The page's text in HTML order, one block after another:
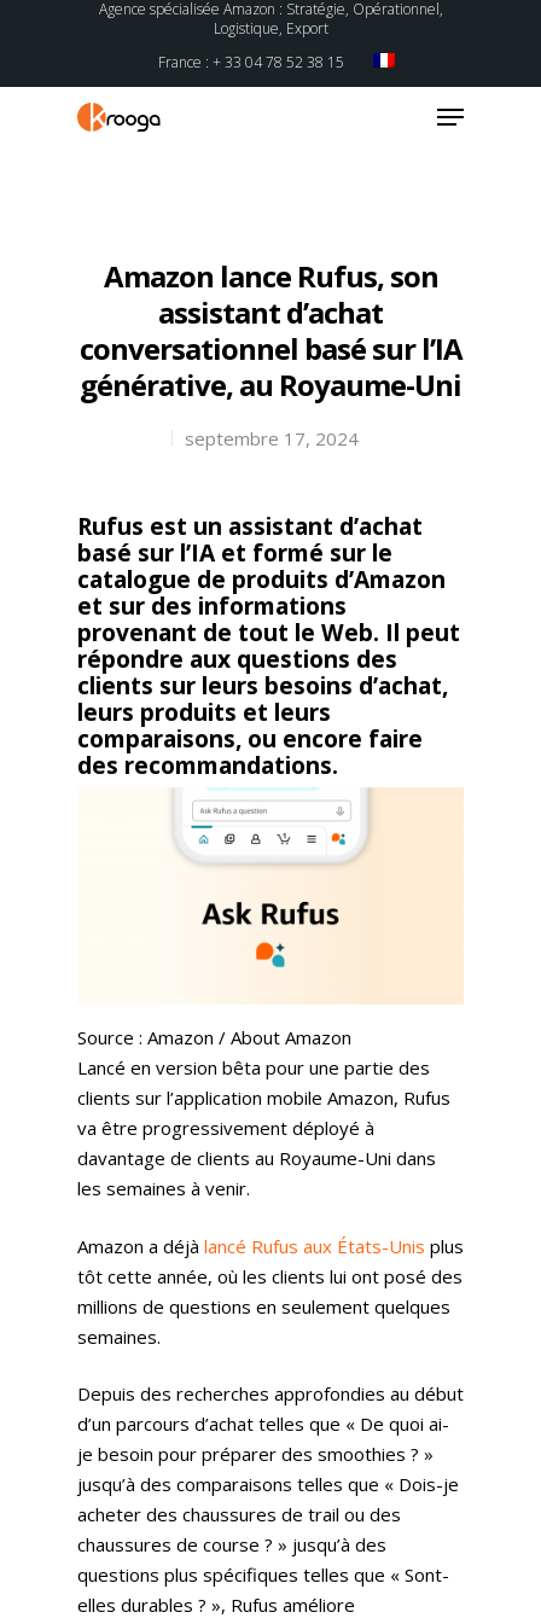
Agence spécialisée Amazon : Stratégie, Opérationnel,
Logistique, Export
France : + 33 04 78 52 38 15
Amazon lance Rufus, son
assistant d’achat
conversationnel basé sur l’IA
générative, au Royaume-Uni
septembre 17, 2024
Rufus est un assistant d’achat
basé sur l’IA et formé sur le
catalogue de produits d’Amazon
et sur des informations
provenant de tout le Web. Il peut
répondre aux questions des
clients sur leurs besoins d’achat,
leurs produits et leurs
comparaisons, ou encore faire
des recommandations.
Source : Amazon / About Amazon
Lancé en version bêta pour une partie des
clients sur l’application mobile Amazon, Rufus
va être progressivement déployé à
davantage de clients au Royaume-Uni dans
les semaines à venir.
Amazon a déjà lancé Rufus aux États-Unis plus
tôt cette année, où les clients lui ont posé des
millions de questions en seulement quelques
semaines.
Depuis des recherches approfondies au début
d’un parcours d’achat telles que « De quoi ai-
je besoin pour préparer des smoothies ? »
jusqu’à des comparaisons telles que « Dois-je
acheter des chaussures de trail ou des
chaussures de course ? » jusqu’à des
questions plus spécifiques telles que « Sont-
elles durables ? », Rufus améliore